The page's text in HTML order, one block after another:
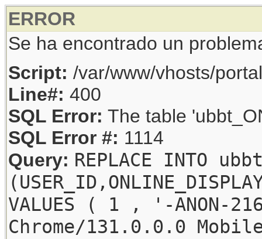
ERROR
Se ha encontrado un
Script: /var/www/vhosts/
Line#: 400
SQL Error: The table
SQL Error #: 1114
Query: REPLACE INTO
VALUES ( 1 , '-
Chrome/131.0.0.0